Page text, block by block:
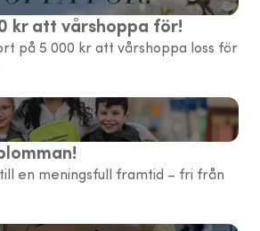
kr att vårshoppa för!
på 5 000 kr att vårshoppa loss för
en meningsfull framtid – fri från